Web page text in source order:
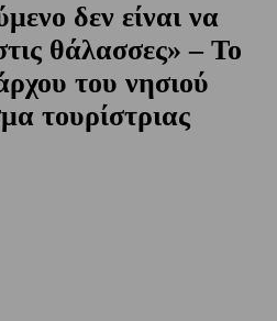
δεν είναι να
θάλασσες» – Το
του νησιού
τουρίστριας